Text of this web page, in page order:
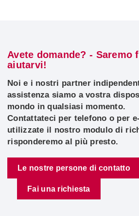
Avete domande? - Saremo
aiutarvi!
Noi e i nostri partner
assistenza siamo a vostra
mondo in qualsiasi momento.
Contattateci per telefono o per
utilizzate il nostro modulo di
risponderemo al più presto.
Le nostre persone di contatto
Fai una richiesta